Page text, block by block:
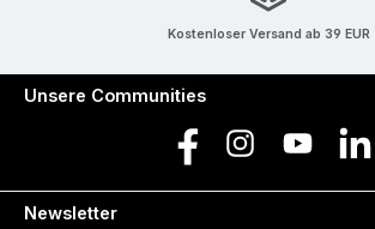
Kostenloser Versand ab 39 EUR
Unsere Communities
Facebook Instagram YouTube LinkedIn
Newsletter